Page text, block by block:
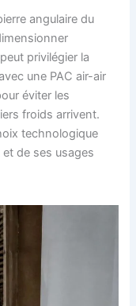
angulaire du
privilégier la
une PAC air-air
éviter les
froids arrivent.
technologique
et de ses usages